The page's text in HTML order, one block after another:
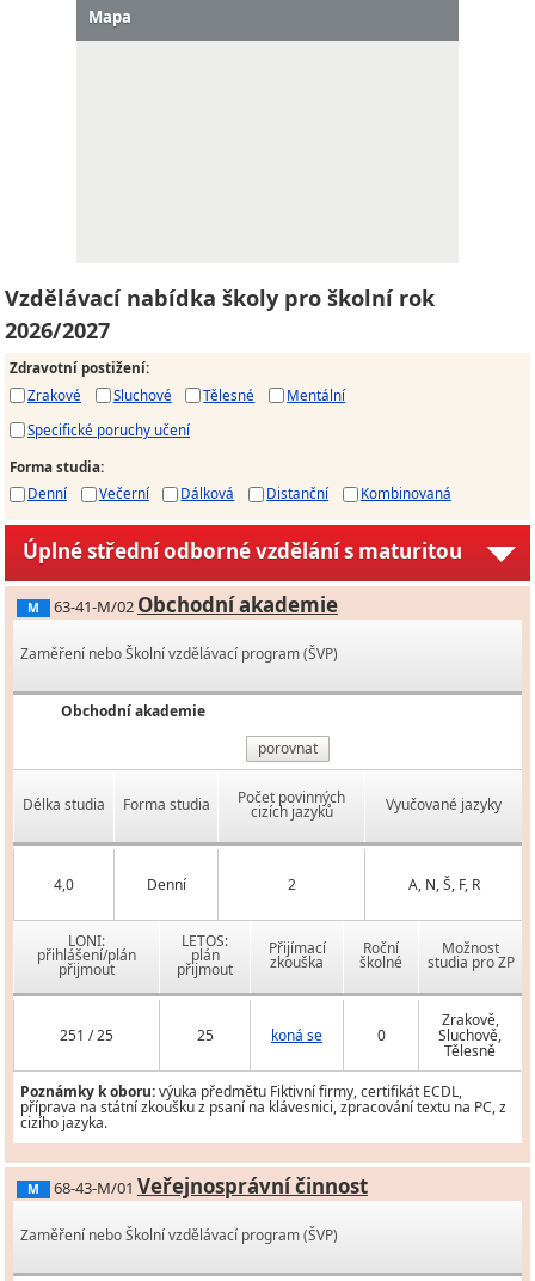
Mapa
Vzdělávací nabídka školy pro školní rok
2026/2027
Zdravotní postižení:
Zrakové
Sluchové Tělesné
Mentální
Specifické poruchy učení
Forma studia:
Denní
Večerní Dálková Distanční Kombinovaná
Úplné střední odborné vzdělání s maturitou
M 63-41-M/02 Obchodní akademie
Zaměření nebo Školní vzdělávací program (ŠVP)
Obchodní akademie
porovnat
Délka studia Forma studia Počet povinných
cizích jazyků Vyučované jazyky
4,0 Denní 2 A, N, Š, F, R
LONI:
přihlášení/plán
přijmout
LETOS:
plán
přijmout
Přijímací
zkouška
Roční
školné
Možnost
studia pro ZP
251 / 25 25 koná se 0
Zrakově,
Sluchově,
Tělesně
Poznámky k oboru:výuka předmětu Fiktivní firmy, certifikát ECDL,
příprava na státní zkoušku z psaní na klávesnici, zpracování textu na PC, z
cizího jazyka.
M 68-43-M/01 Veřejnosprávní činnost
Zaměření nebo Školní vzdělávací program (ŠVP)